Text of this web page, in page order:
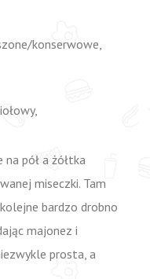
konserwowe,
pół a żółtka
miseczki. Tam
bardzo drobno
majonez i
prosta, a